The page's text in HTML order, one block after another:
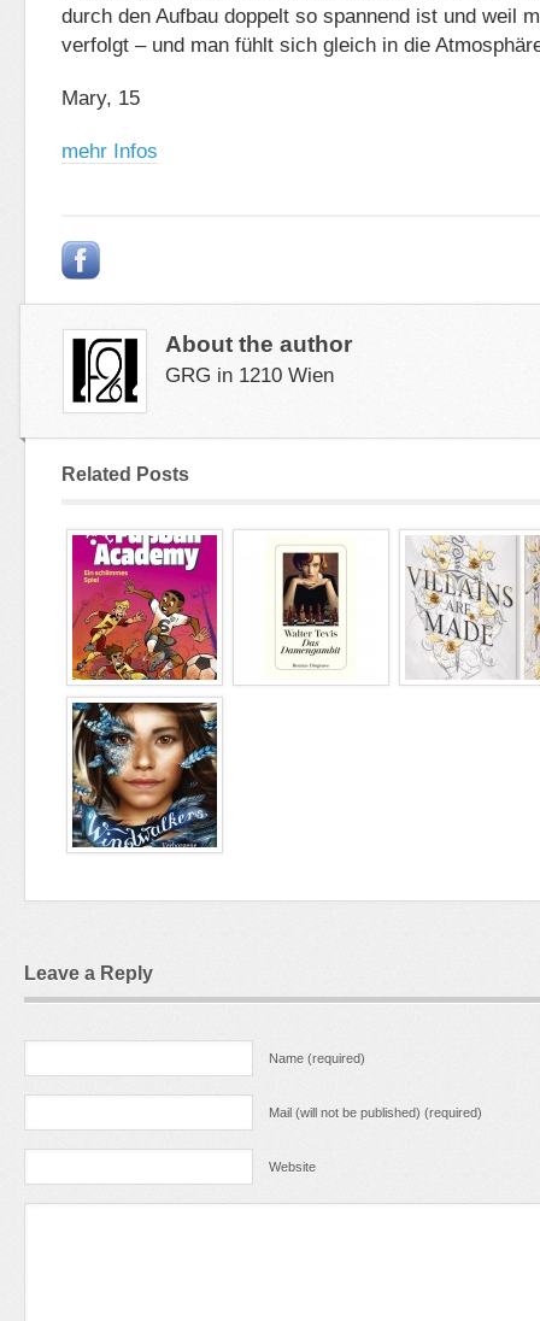
durch den Aufbau doppelt so spannend ist und weil
verfolgt – und man fühlt sich gleich in die
Mary, 15
mehr Infos
About the author
GRG in 1210 Wien
Related Posts
Leave a Reply
Name (required)
Mail (will not be published) (required)
Website